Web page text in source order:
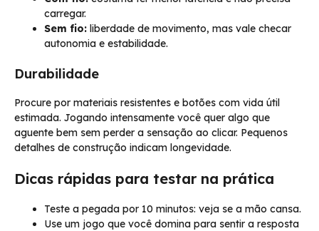
carregar.
Sem fio: liberdade de movimento, mas vale checar
autonomia e estabilidade.
Durabilidade
Procure por materiais resistentes e botões com vida útil
estimada. Jogando intensamente você quer algo que
aguente bem sem perder a sensação ao clicar. Pequenos
detalhes de construção indicam longevidade.
Dicas rápidas para testar na prática
Teste a pegada por 10 minutos: veja se a mão cansa.
Use um jogo que você domina para sentir a resposta